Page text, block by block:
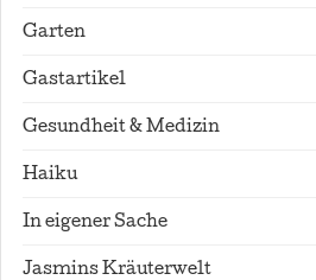
Garten
Gastartikel
Gesundheit & Medizin
Haiku
In eigener Sache
Jasmins Kräuterwelt